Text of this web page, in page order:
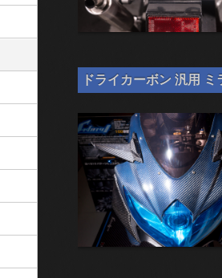
ドライカーボン 汎用